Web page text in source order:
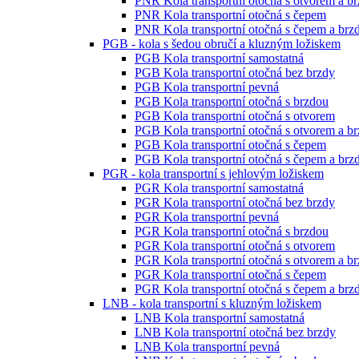
PNR Kola transportní otočná s čepem
PNR Kola transportní otočná s čepem a
PGB - kola s šedou obručí a kluzným ložiskem
PGB Kola transportní samostatná
PGB Kola transportní otočná bez brzdy
PGB Kola transportní pevná
PGB Kola transportní otočná s brzdou
PGB Kola transportní otočná s otvorem
PGB Kola transportní otočná s otvorem a
PGB Kola transportní otočná s čepem
PGB Kola transportní otočná s čepem a
PGR - kola transportní s jehlovým ložiskem
PGR Kola transportní samostatná
PGR Kola transportní otočná bez brzdy
PGR Kola transportní pevná
PGR Kola transportní otočná s brzdou
PGR Kola transportní otočná s otvorem
PGR Kola transportní otočná s otvorem a
PGR Kola transportní otočná s čepem
PGR Kola transportní otočná s čepem a
LNB - kola transportní s kluzným ložiskem
LNB Kola transportní samostatná
LNB Kola transportní otočná bez brzdy
LNB Kola transportní pevná